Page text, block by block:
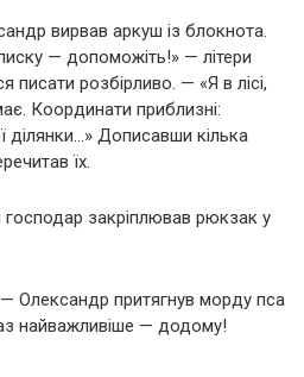
вирвав аркуш із блокнота.
— допоможіть!» — літери
писати розбірливо. — «Я в лісі,
Координати приблизні:
ділянки…» Дописавши кілька
їх.
господар закріплював рюкзак у
Олександр притягнув морду пса
найважливіше — додому!